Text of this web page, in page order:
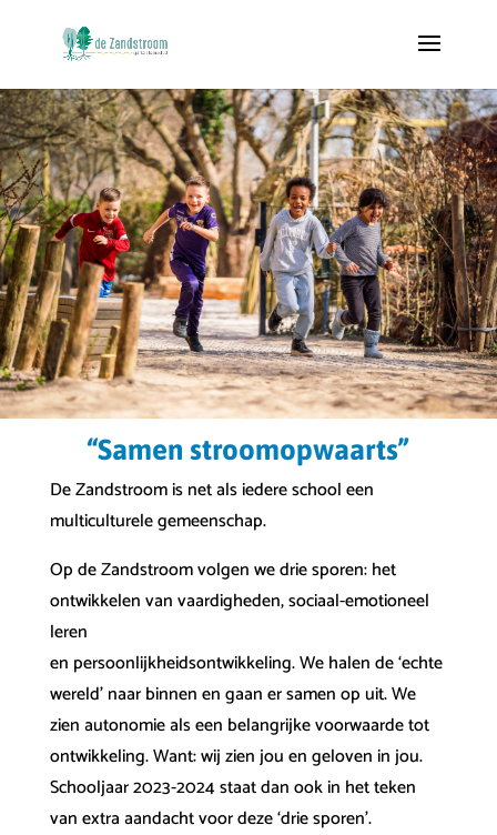
“Samen stroomopwaarts”
De Zandstroom is net als iedere school een
multiculturele gemeenschap.
Op de Zandstroom volgen we drie sporen: het
ontwikkelen van vaardigheden, sociaal-emotioneel
leren
en persoonlijkheidsontwikkeling. We halen de ‘echte
wereld’ naar binnen en gaan er samen op uit. We
zien autonomie als een belangrijke voorwaarde tot
ontwikkeling. Want: wij zien jou en geloven in jou.
Schooljaar 2023-2024 staat dan ook in het teken
van extra aandacht voor deze ‘drie sporen’.